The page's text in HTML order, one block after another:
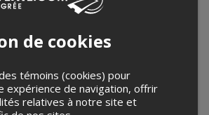
Gatineau Canada
Envoyer
par
de cookies
témoins (cookies) pour
expérience de navigation, offrir
relatives à notre site et